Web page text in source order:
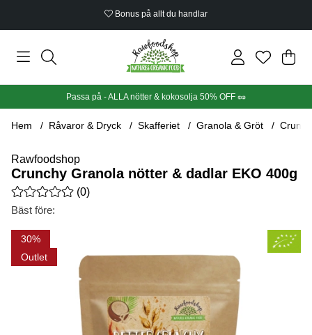
Bonus på allt du handlar
Din
.
Passa på - ALLA nötter & kokosolja 50% OFF 🥜
Hem Råvaror & Dryck Skafferiet Granola & Gröt
Rawfoodshop
Crunchy Granola nötter & dadlar EKO 400g
Medelbetyg 0 av 5 Antal betyg 0
(0)
Bäst före:
30
Outlet
Produktbilder Crunchy Granola nötter & dadlar EKO 400g